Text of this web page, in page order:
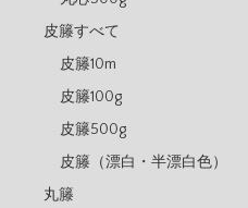
皮籐すべて
皮籐10m
皮籐100g
皮籐500g
皮籐（漂白・半漂白色）
丸籐